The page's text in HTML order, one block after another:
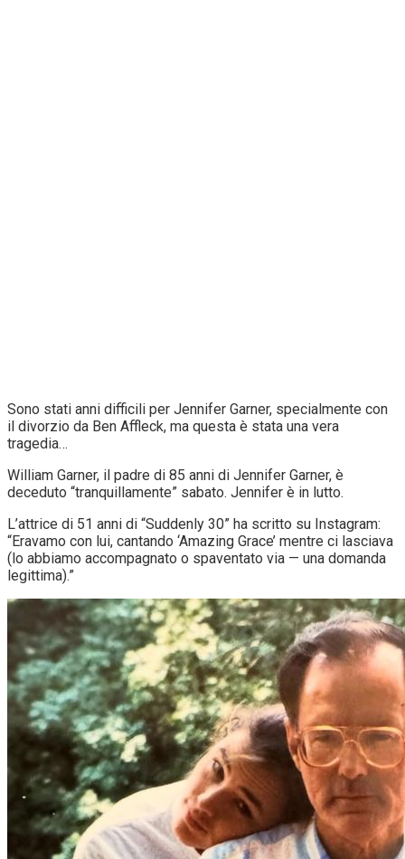
Sono stati anni difficili per Jennifer Garner, specialmente con
il divorzio da Ben Affleck, ma questa è stata una vera
tragedia…
William Garner, il padre di 85 anni di Jennifer Garner, è
deceduto “tranquillamente” sabato. Jennifer è in lutto.
L’attrice di 51 anni di “Suddenly 30” ha scritto su Instagram:
“Eravamo con lui, cantando ‘Amazing Grace’ mentre ci lasciava
(lo abbiamo accompagnato o spaventato via — una domanda
legittima).”